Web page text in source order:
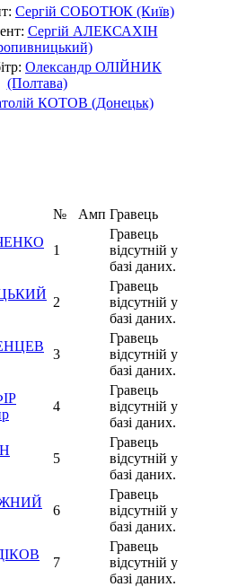
Сергій СОБОТЮК (Київ)
Сергій АЛЕКСАХІН
Олександр ОЛІЙНИК
(Полтава)
КОТОВ (Донецьк)
№ Амп Гравець
1
Гравець
відсутній у
базі даних.
2
Гравець
відсутній у
базі даних.
3
Гравець
відсутній у
базі даних.
4
Гравець
відсутній у
базі даних.
5
Гравець
відсутній у
базі даних.
6
Гравець
відсутній у
базі даних.
7
Гравець
відсутній у
базі даних.